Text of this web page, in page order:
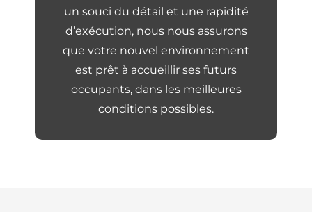
un souci du détail et une rapidité
d’exécution, nous nous assurons
que votre nouvel environnement
est prêt à accueillir ses futurs
occupants, dans les meilleures
conditions possibles.